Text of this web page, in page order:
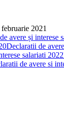
februarie 2021
avere și interese
Declaratii de
salariati 2022
de avere si